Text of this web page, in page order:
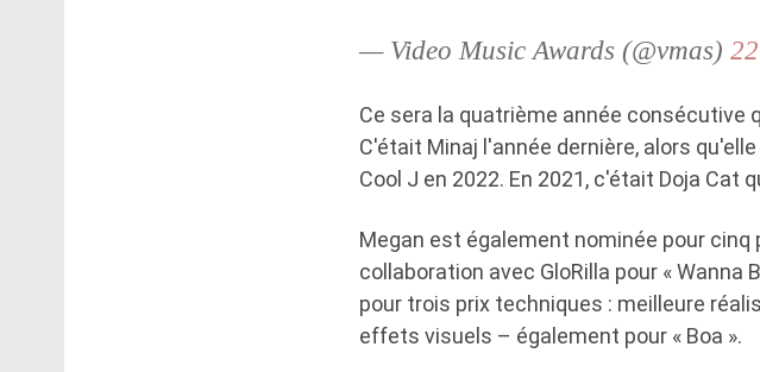
— Video Music Awards (@vmas)
Ce sera la quatrième année consécutive
C'était Minaj l'année dernière, alors
Cool J en 2022. En 2021, c'était Doja Cat
Megan est également nominée pour
collaboration avec GloRilla pour « Wanna
pour trois prix techniques : meilleure
effets visuels – également pour « Boa ».